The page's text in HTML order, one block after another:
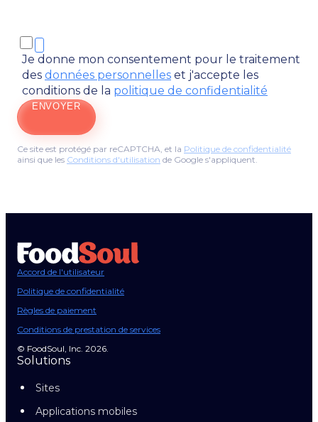
Je donne mon consentement pour le traitement
des données personnelles et j'accepte les
conditions de la politique de confidentialité
ENVOYER
Ce site est protégé par reCAPTCHA, et la Politique de confidentialité
ainsi que les Conditions d'utilisation de Google s'appliquent.
Accord de l'utilisateur
Politique de confidentialité
Règles de paiement
Conditions de prestation de services
© FoodSoul, Inc. 2026.
Solutions
Sites
Applications mobiles